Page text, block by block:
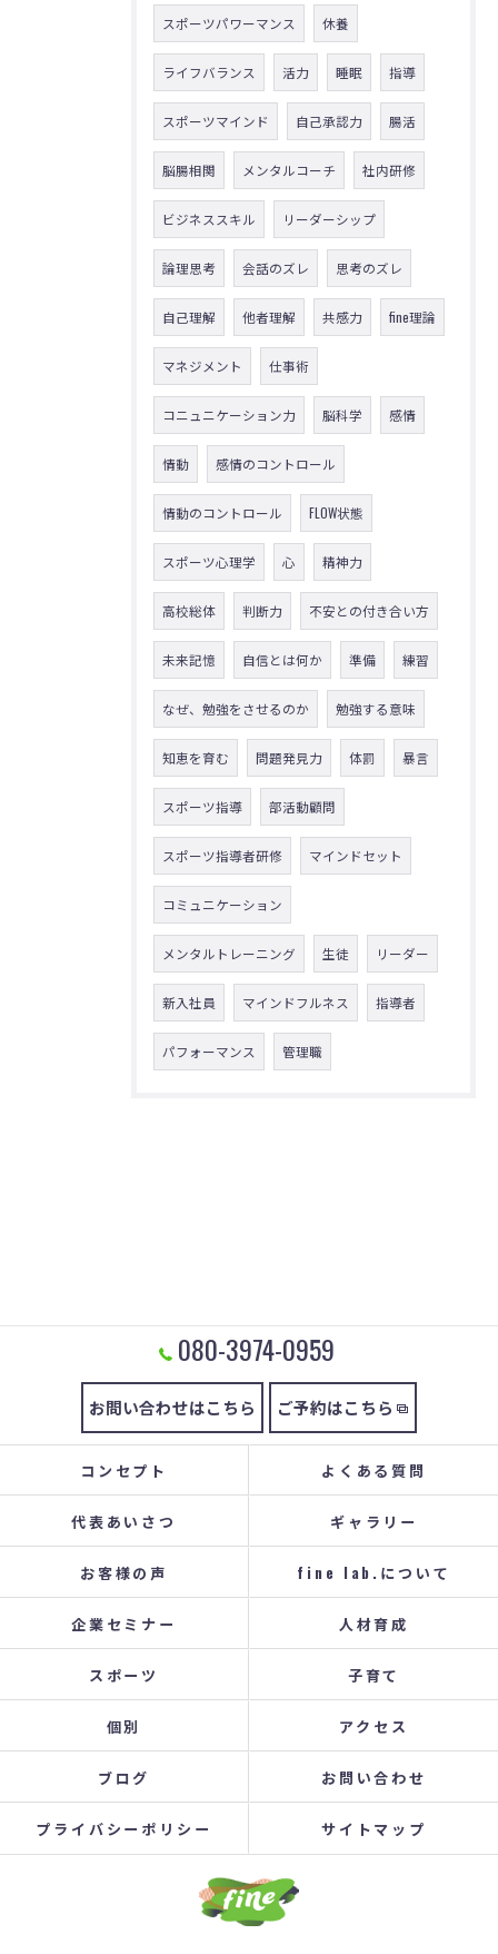
スポーツパワーマンス 休養
ライフバランス 活力 睡眠 指導
スポーツマインド 自己承認力 腸活
脳腸相関 メンタルコーチ 社内研修
ビジネススキル リーダーシップ
論理思考 会話のズレ 思考のズレ
自己理解 他者理解 共感力 fine理論
マネジメント 仕事術
コニュニケーション力 脳科学 感情
情動 感情のコントロール
情動のコントロール FLOW状態
スポーツ心理学 心 精神力
高校総体 判断力 不安との付き合い方
未来記憶 自信とは何か 準備 練習
なぜ、勉強をさせるのか 勉強する意味
知恵を育む 問題発見力 体罰 暴言
スポーツ指導 部活動顧問
スポーツ指導者研修 マインドセット
コミュニケーション
メンタルトレーニング 生徒 リーダー
新入社員 マインドフルネス 指導者
パフォーマンス 管理職
080-3974-0959
お問い合わせはこちら ご予約はこちら
コンセプト よくある質問
代表あいさつ ギャラリー
お客様の声 fine lab.について
企業セミナー 人材育成
スポーツ 子育て
個別 アクセス
ブログ お問い合わせ
プライバシーポリシー サイトマップ